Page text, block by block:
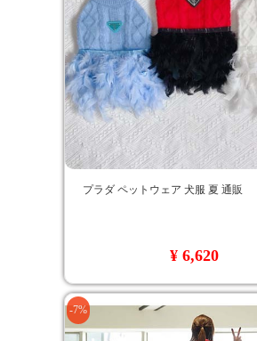
プラダ ペットウェア 犬服 夏 通販
¥ 6,620
-7%